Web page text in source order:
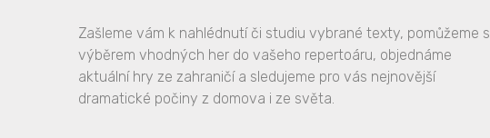
Zašleme vám k nahlédnutí či studiu vybrané texty, pomůžeme s
výběrem vhodných her do vašeho repertoáru, objednáme
aktuální hry ze zahraničí a sledujeme pro vás nejnovější
dramatické počiny z domova i ze světa.